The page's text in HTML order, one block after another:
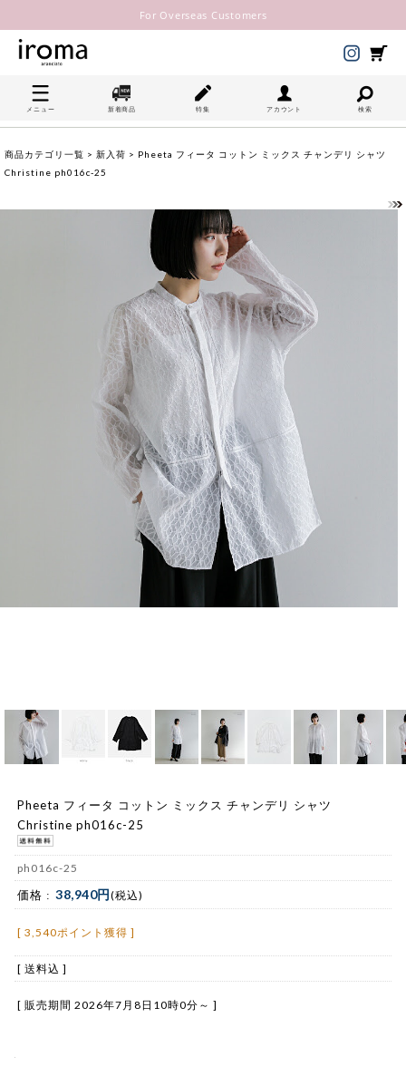
For Overseas Customers
メニュー 新着商品 特集 アカウント 検索
商品カテゴリ一覧 > 新入荷 > Pheeta フィータ コットン ミックス チャンデリ シャツ
Christine ph016c-25
Pheeta フィータ コットン ミックス チャンデリ シャツ
Christine ph016c-25
ph016c-25
価格 : 38,940円(税込)
[ 3,540ポイント獲得 ]
[ 送料込 ]
[ 販売期間 2026年7月8日10時0分 ～ ]